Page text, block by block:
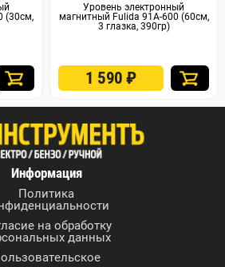
(30см,
Уровень электронный
магнитный Fulida 91А-600 (60см,
3 глазка, 390гр)
1 590₽
Информация
Политика
на обработку
данных